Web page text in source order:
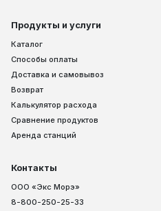
Продукты и услуги
Каталог
Способы оплаты
Доставка и самовывоз
Возврат
Калькулятор расхода
Сравнение продуктов
Аренда станций
Контакты
ООО «Экс Морэ»
8-800-250-25-33